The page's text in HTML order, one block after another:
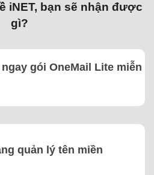
iNET, bạn sẽ nhận được
gì?
ngay gói OneMail Lite miễn
quản lý tên miền